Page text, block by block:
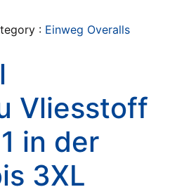
: Einweg Overalls
Vliesstoff
in der
3XL